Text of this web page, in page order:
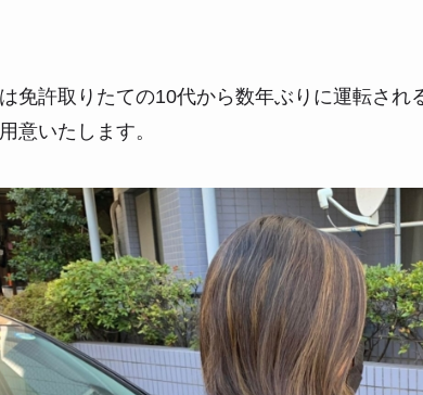
免許取りたての10代から数年ぶりに運転さ
意いたします。